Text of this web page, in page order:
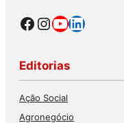
Facebook
Instagram
Youtube
LinkedIn
Editorias
Ação Social
Agronegócio